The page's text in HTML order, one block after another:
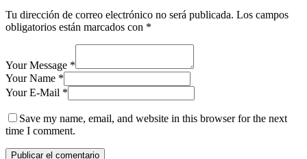
Tu dirección de correo electrónico no será publicada. Los campos
obligatorios están marcados con *
Your Message *
Your Name *
Your E-Mail *
Save my name, email, and website in this browser for the next
time I comment.